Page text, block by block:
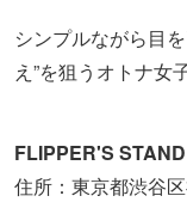
シンプルながら目
え”を狙うオトナ女
FLIPPER'S
住所：東京都渋谷